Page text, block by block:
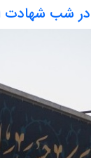
در شب